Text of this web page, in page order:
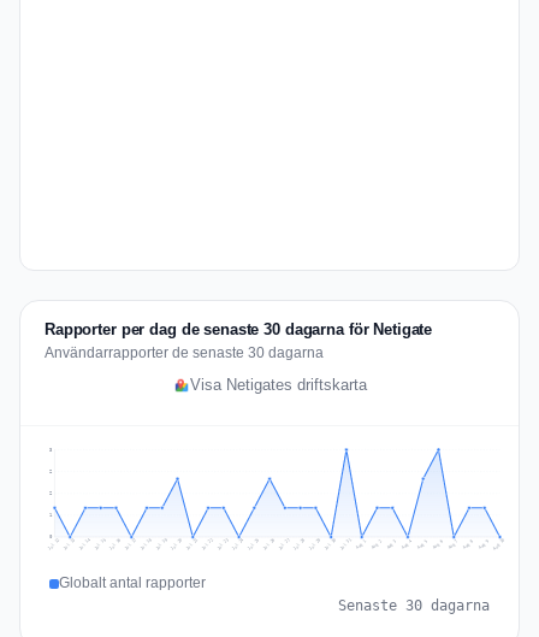
Rapporter per dag de senaste 30 dagarna för Netigate
Användarrapporter de senaste 30 dagarna
Visa Netigates driftskarta
1
2
2
3
Jul 12 Jul 13 Jul 14 Jul 15 Jul 16 Jul 17 Jul 18 Jul 19 Jul 20 Jul 21 Jul 22 Jul 23 Jul 24 Jul 25 Jul 26 Jul 27 Jul 28 Jul 29 Jul 30 Jul 31 Aug 1 Aug 2 Aug 3 Aug 4 Aug 5 Aug 6 Aug 7 Aug 8 Aug 9 Aug 10
Globalt antal rapporter
Senaste 30 dagarna